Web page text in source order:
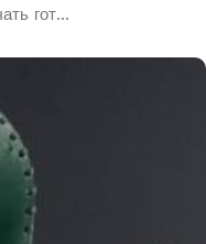
гот...